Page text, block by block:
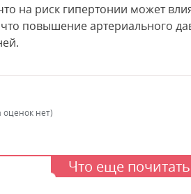
на риск гипертонии может
повышение артериального
оценок нет)
Что еще почитать